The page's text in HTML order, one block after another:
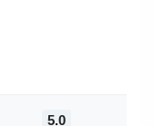
5.0